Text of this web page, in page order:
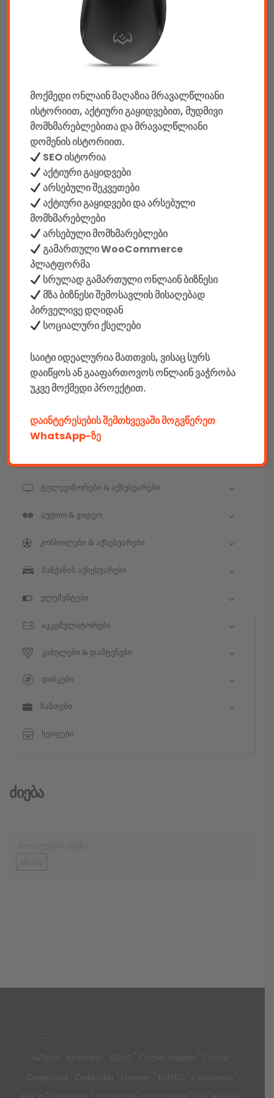
აუდიო & ვიდეო
კონსოლები & აქსესუარები
მანქანის აქსესუარები
ელემენტები
აკკუმულატორები
კაბელები & დამტენები
დისკები
ჩანთები
სეიფები
კონსტრუქტორები
E-mobility
კომპიუტერები & აქსესუარები
ტელეფონები & აქსესუარები
ნოუთბუქები & აქსესუარები
ტელევიზორები & აქსესუარები
აუდიო & ვიდეო
კონსოლები & აქსესუარები
მანქანის აქსესუარები
ელემენტები
აკკუმულატორები
კაბელები & დამტენები
დისკები
ჩანთები
სეიფები
Ძიება
მთავარი კალათა
A4Tech ' Ansmann ' ASUS ' Cooler Master ' Corsair '
Deepcool ' Defender ' Denver ' EMTEC ' Esperanza '
მოქმედი ონლაინ მაღაზია მრავალწლიანი
ისტორიით, აქტიური გაყიდვებით, მუდმივი
მომხმარებლებითა და მრავალწლიანი
დომენის ისტორიით.
SEO ისტორია
აქტიური გაყიდვები
არსებული შეკვეთები
აქტიური გაყიდვები და არსებული
მომხმარებლები
არსებული მომხმარებლები
გამართული WooCommerce
პლატფორმა
სრულად გამართული ონლაინ ბიზნესი
მზა ბიზნესი შემოსავლის მისაღებად
პირველივე დღიდან
სოციალური ქსელები
საიტი იდეალურია მათთვის, ვისაც სურს
დაიწყოს ან გააფართოვოს ონლაინ ვაჭრობა
უკვე მოქმედი პროექტით.
დაინტერესების შემთხვევაში მოგვწერეთ
WhatsApp-ზე